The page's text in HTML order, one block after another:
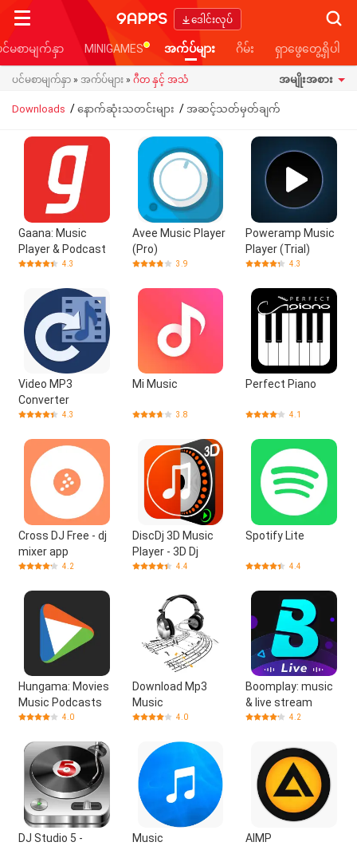
ဒေါင်းလုပ်
င်မစာမျက်နှာ MINIGAMES အက်ပ်များ ဂိမ်း ရှာဖွေတွေ့ရှိပါ
ပင်မစာမျက်နှာ » အက်ပ်များ » ဂီတ နှင့် အသံ အမျိုးအစား
Downloads / နောက်ဆုံးသတင်းများ / အဆင့်သတ်မှတ်ချက်
Gaana: Music
Player & Podcast
4.3
Avee Music Player
(Pro)
3.9
Poweramp Music
Player (Trial)
4.3
Video MP3
Converter
4.3
Mi Music
3.8
Perfect Piano
4.1
Cross DJ Free - dj
mixer app
4.2
DiscDj 3D Music
Player - 3D Dj
4.4
Spotify Lite
4.4
Hungama: Movies
Music Podcasts
4.0
Download Mp3
Music
4.0
Boomplay: music
& live stream
4.2
DJ Studio 5 -
Music AIMP